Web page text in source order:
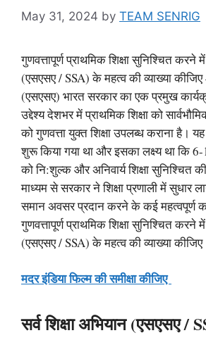
May 31, 2024 by TEAM SENRIG
गुणवत्तापूर्ण प्राथमिक शिक्षा सुनिश्चित करने में
(एसएसए / SSA) के महत्व की व्याख्या
(एसएसए) भारत सरकार का एक प्रमुख
उद्देश्य देशभर में प्राथमिक शिक्षा को
को गुणवत्ता युक्त शिक्षा उपलब्ध कराना है।
शुरू किया गया था और इसका लक्ष्य था कि 6-
को नि:शुल्क और अनिवार्य शिक्षा सुनिश्चित
माध्यम से सरकार ने शिक्षा प्रणाली में सुधार
समान अवसर प्रदान करने के कई महत्वपूर्ण
गुणवत्तापूर्ण प्राथमिक शिक्षा सुनिश्चित करने में
(एसएसए / SSA) के महत्व की व्याख्या
मदर इंडिया फिल्म की समीक्षा कीजिए
सर्व शिक्षा अभियान (एसएसए /